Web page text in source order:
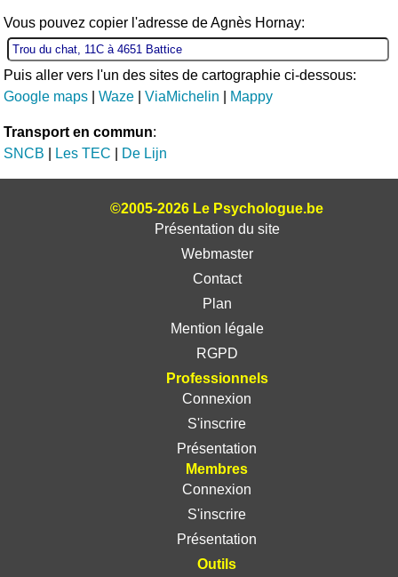
Vous pouvez copier l'adresse de Agnès Hornay:
Puis aller vers l'un des sites de cartographie ci-dessous:
Google maps |Waze |ViaMichelin Mappy
Transport en commun:
SNCB
Les TEC De Lijn
©2005-2026 Le Psychologue.be
Présentation du site
Webmaster
Contact
Plan
Mention légale
RGPD
Professionnels
Connexion
S'inscrire
Présentation
Membres
Connexion
S'inscrire
Présentation
Outils